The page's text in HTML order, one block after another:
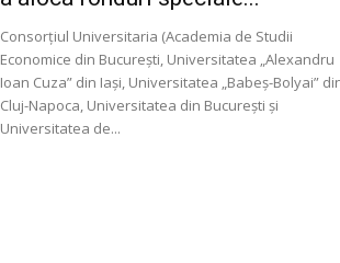
Consorțiul Universitaria (Academia de Studii
Economice din București, Universitatea „Alexandru
Ioan Cuza” din Iași, Universitatea „Babeș-Bolyai”
Cluj-Napoca, Universitatea din București și
Universitatea de...